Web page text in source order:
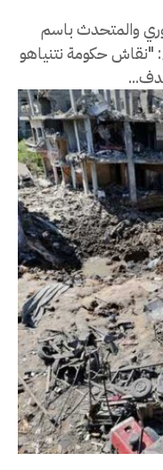
والمتحدث باسم
"نقاش حكومة نتنياهو